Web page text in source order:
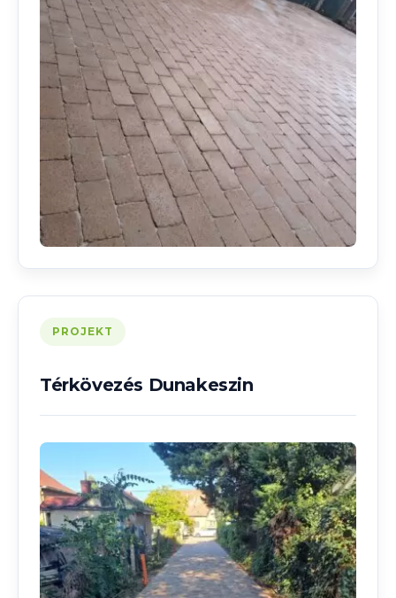
PROJEKT
Térkövezés Dunakeszin